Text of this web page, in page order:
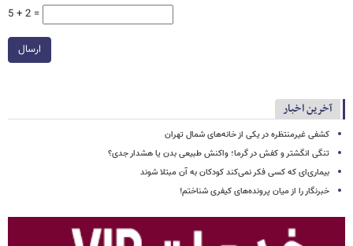
5 + 2 =
ارسال
آخرین اخبار
کشفی غیرمنتظره در یکی از خانه‌های شمال تهران
تنگی انگشتر و کفش در گرما؛ واکنش طبیعی بدن یا هشدار جدی؟
بیماری‌ای که کسی فکر نمی‌کند کودکان به آن مبتلا شوند
خبرنگار را از میان پرونده‌های کیفری شناختم!